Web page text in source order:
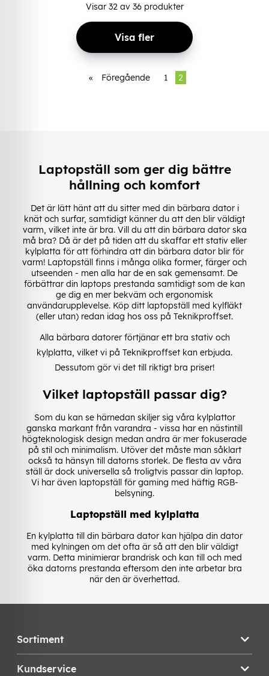
Visar 32av 36produkter
Visa fler
« Föregående 1 2
Laptopställ som ger dig bättre
hållning och komfort
Det är lätt hänt att du sitter med din bärbara dator i
knät och surfar, samtidigt känner du att den blir väldigt
varm, vilket inte är bra. Vill du att din bärbara dator ska
må bra? Då är det på tiden att du skaffar ett stativ eller
kylplatta för att förhindra att din bärbara dator blir för
varm! Laptopställ finns i många olika former, färger och
utseenden - men alla har de en sak gemensamt. De
förbättrar din laptops prestanda samtidigt som de kan
ge dig en mer bekväm och ergonomisk
användarupplevelse. Köp ditt laptopställ med kylfläkt
(eller utan) redan idag hos oss på Teknikproffset.
Alla bärbara datorer förtjänar ett bra stativ och
kylplatta, vilket vi på Teknikproffset kan erbjuda.
Dessutom gör vi det till riktigt bra priser!
Vilket laptopställ passar dig?
Som du kan se härnedan skiljer sig våra kylplattor
ganska markant från varandra - vissa har en nästintill
högteknologisk design medan andra är mer fokuserade
på stil och minimalism. Utöver det måste man såklart
också ta hänsyn till datorns storlek. De flesta av våra
ställ är dock universella så troligtvis passar din laptop.
Vi har även laptopställ för gaming med häftig RGB-
belsyning.
Laptopställ med kylplatta
En kylplatta till din bärbara dator kan hjälpa din dator
med kylningen om det ofta är så att den blir väldigt
varm. Detta minimierar brandrisk och kan till och med
öka datorns prestanda eftersom den inte arbetar bra
när den är överhettad.
Sortiment
Kundservice